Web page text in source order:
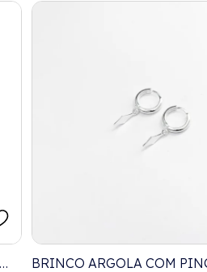
BRINCO ARGOLA COM